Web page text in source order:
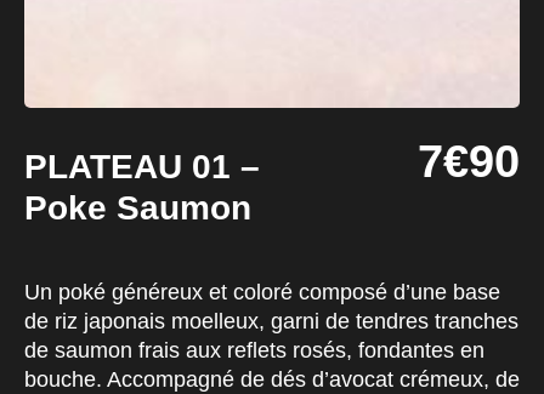
PLATEAU 01 –
Poke Saumon
7€90
Un poké généreux et coloré composé d’une base
de riz japonais moelleux, garni de tendres tranches
de saumon frais aux reflets rosés, fondantes en
bouche. Accompagné de dés d’avocat crémeux, de